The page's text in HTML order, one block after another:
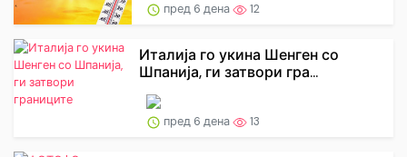
пред 6 дена 12
Италија го укина Шенген со
Шпанија, ги затвори гра...
пред 6 дена 13